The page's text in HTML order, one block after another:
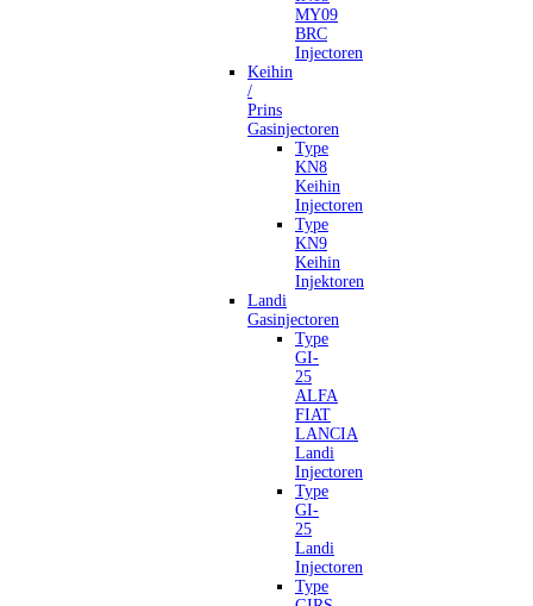
MY09
BRC
Injectoren
Keihin
/
Prins
Gasinjectoren
Type
KN8
Keihin
Injectoren
Type
KN9
Keihin
Injektoren
Landi
Gasinjectoren
Type
GI-
25
ALFA
FIAT
LANCIA
Landi
Injectoren
Type
GI-
25
Landi
Injectoren
Type